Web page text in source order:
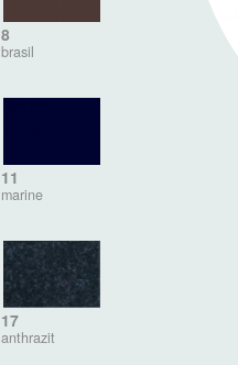
8
brasil
11
marine
17
anthrazit